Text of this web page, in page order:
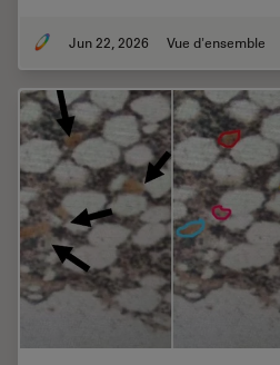
Jun 22, 2026 Vue d'ensemble